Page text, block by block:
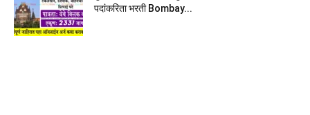
पदांकरिता भरती Bombay...